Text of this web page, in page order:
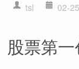
tsl 02-25
股票第